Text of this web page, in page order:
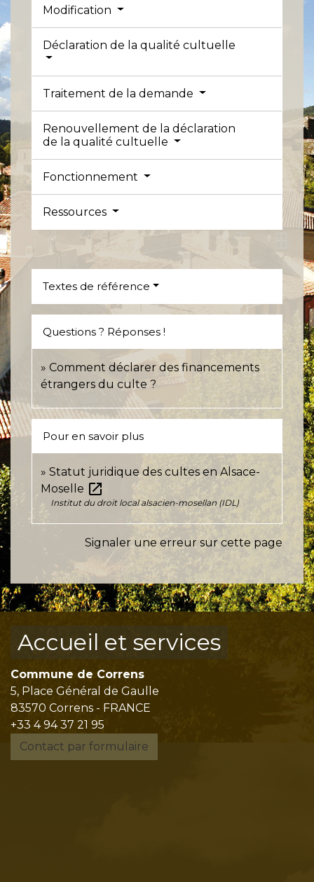
Modification
Déclaration de la qualité cultuelle
Traitement de la demande
Renouvellement de la déclaration
de la qualité cultuelle
Fonctionnement
Ressources
Textes de référence
Questions ? Réponses !
Comment déclarer des financements
étrangers du culte ?
Pour en savoir plus
Statut juridique des cultes en Alsace-
Moselle open_in_new
Institut du droit local alsacien-mosellan (IDL)
Signaler une erreur sur cette page
Accueil et services
Commune de Correns
5, Place Général de Gaulle
83570 Correns - FRANCE
+33 4 94 37 21 95
Contact par formulaire